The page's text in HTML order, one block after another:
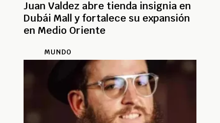
Juan Valdez abre tienda insignia en
Dubái Mall y fortalece su expansión
en Medio Oriente
MUNDO